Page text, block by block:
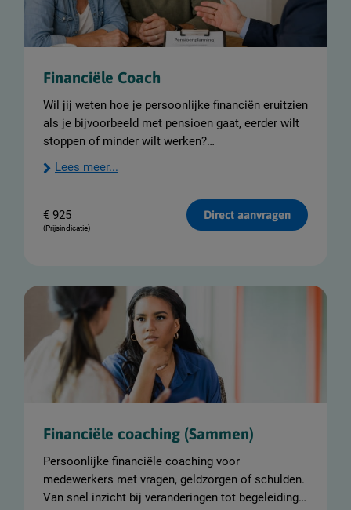
Financiële Coach
Wil jij weten hoe je persoonlijke financiën eruitzien
als je bijvoorbeeld met pensioen gaat, eerder wilt
stoppen of minder wilt werken?
Lees meer...
€ 925
(Prijsindicatie)
Direct aanvragen
Financiële coaching (Sammen)
Persoonlijke financiële coaching voor
medewerkers met vragen, geldzorgen of schulden.
Van snel inzicht bij veranderingen tot begeleiding